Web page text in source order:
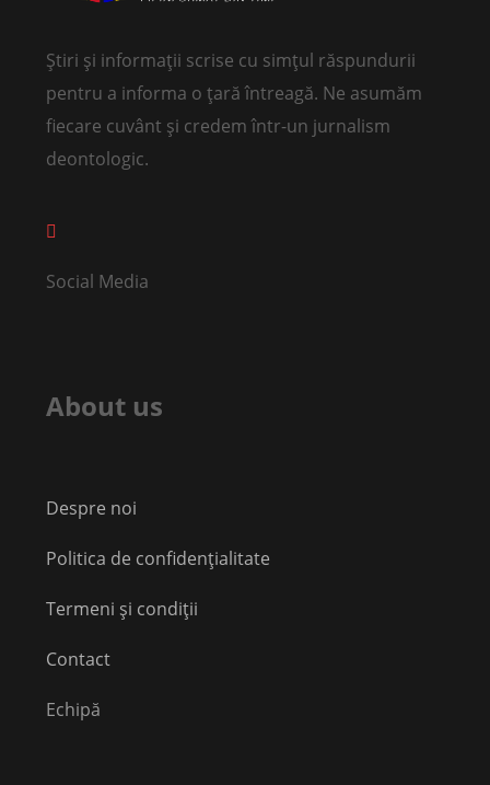
Știri și informații scrise cu simțul răspundurii
pentru a informa o țară întreagă. Ne asumăm
fiecare cuvânt și credem într-un jurnalism
deontologic.
Social Media
About us
Despre noi
Politica de confidențialitate
Termeni și condiții
Contact
Echipă